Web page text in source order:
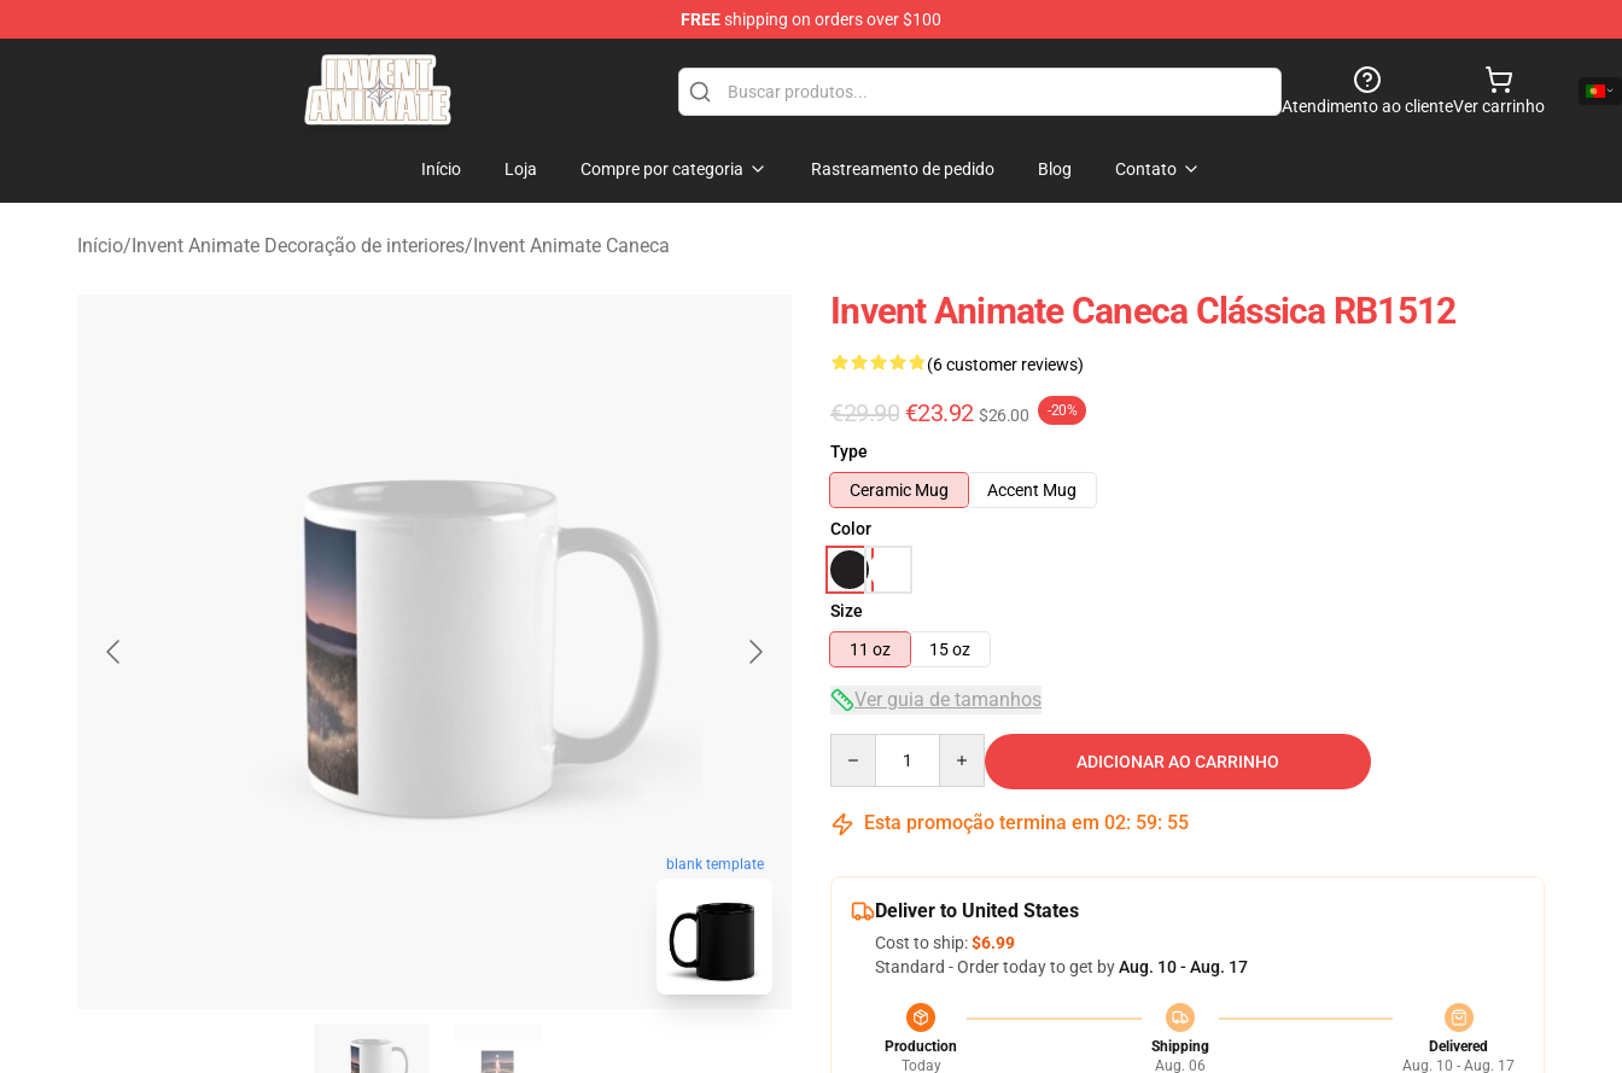
FREEshipping on orders over $100
Invent Animate Shop - Official Invent Animate Merchandise Store
Atendimento ao clienteVer carrinho
Início Loja Compre por categoria Rastreamento de pedido Blog Contato
Início/Invent Animate Decoração de interiores/Invent Animate Caneca
blank template
Invent Animate Caneca Clássica RB1512
(6 customer reviews)
€29.90 €23.92 $26.00 -20%
Type
Ceramic Mug
Accent Mug
Color
Size
11 oz
15 oz
Ver guia de tamanhos
ADICIONAR AO CARRINHO
Esta promoção termina em 02: 59: 54
Deliver to United States
Cost to ship:$6.99
Standard - Order today to get byAug. 10 - Aug. 17
Production
Today
Shipping
Aug. 06
Delivered
Aug. 10 - Aug. 17